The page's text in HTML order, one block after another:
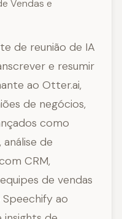
Vendas e
de reunião de IA
e resumir
ao Otter.ai,
de negócios,
como
de
CRM,
de vendas
ao